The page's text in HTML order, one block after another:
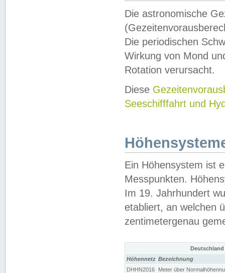
Die astronomische
Die periodischen
Wirkung von Mond
Rotation verursacht.
Diese
Seeschifffahrt und
Ein Höhensystem ist
Messpunkten.
Im 19. Jahrhundert
etabliert, an welchen
zentimetergenau
Höhennetz Bezeichnung
DHHN2016
Meter über